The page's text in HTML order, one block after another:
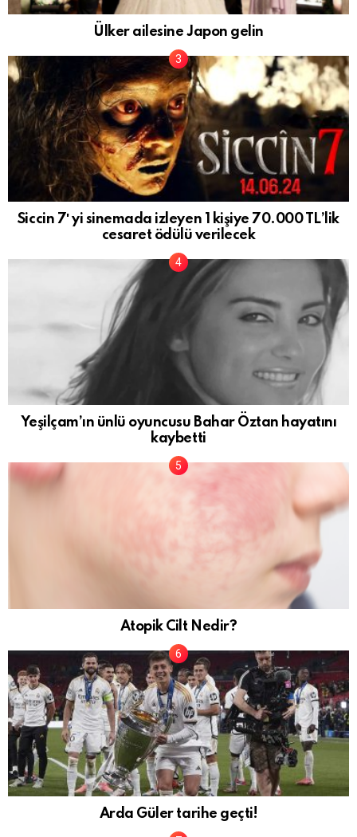
Ülker ailesine Japon gelin
Siccin 7′ yi sinemada izleyen 1 kişiye 70.000 TL’lik
cesaret ödülü verilecek
Yeşilçam’ın ünlü oyuncusu Bahar Öztan hayatını
kaybetti
Atopik Cilt Nedir?
Arda Güler tarihe geçti!